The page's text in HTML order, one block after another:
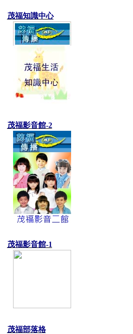
茂福知識中心
茂福影音館-2
茂福影音館-1
茂福部落格